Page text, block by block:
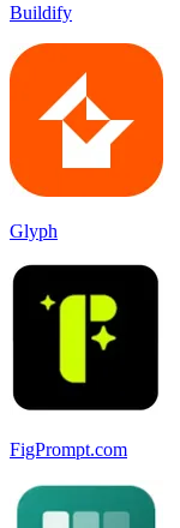
Buildify
Glyph
FigPrompt.com